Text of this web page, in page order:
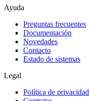
Ayuda
Preguntas frecuentes
Documentación
Novedades
Contacto
Estado de sistemas
Legal
Política de privacidad